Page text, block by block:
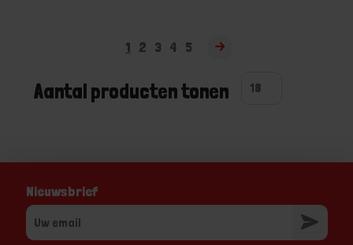
1 2 3 4 5
Aantal producten tonen
Nieuwsbrief